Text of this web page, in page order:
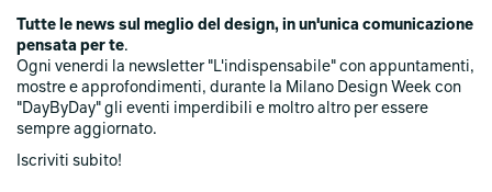
Tutte le news sul meglio del design, in un'unica comunicazione
pensata per te.
Ogni venerdi la newsletter "L'indispensabile" con appuntamenti,
mostre e approfondimenti, durante la Milano Design Week con
"DayByDay" gli eventi imperdibili e moltro altro per essere
sempre aggiornato.
Iscriviti subito!